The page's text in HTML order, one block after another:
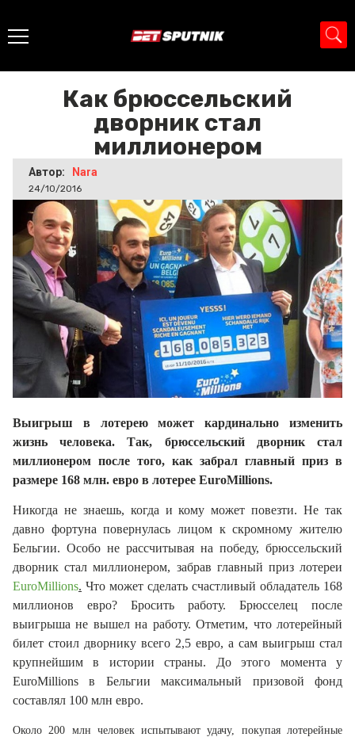
Как брюссельский дворник стал
Как брюссельский
дворник стал
миллионером
Автор: Nara
24/10/2016
Выигрыш в лотерею может кардинально изменить
жизнь человека. Так, брюссельский дворник стал
миллионером после того, как забрал главный приз в
размере 168 млн. евро в лотерее EuroMillions.
Никогда не знаешь, когда и кому может повезти. Не так
давно фортуна повернулась лицом к скромному жителю
Бельгии. Особо не рассчитывая на победу, брюссельский
дворник стал миллионером, забрав главный приз лотереи
EuroMillions. Что может сделать счастливый обладатель 168
миллионов евро? Бросить работу. Брюсселец после
выигрыша не вышел на работу. Отметим, что лотерейный
билет стоил дворнику всего 2,5 евро, а сам выигрыш стал
крупнейшим в истории страны. До этого момента у
EuroMillions в Бельгии максимальный призовой фонд
составлял 100 млн евро.
Около 200 млн человек испытывают удачу, покупая лотерейные